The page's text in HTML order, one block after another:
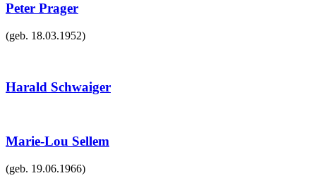
Peter Prager
(geb. 18.03.1952)
Harald Schwaiger
Marie-Lou Sellem
(geb. 19.06.1966)